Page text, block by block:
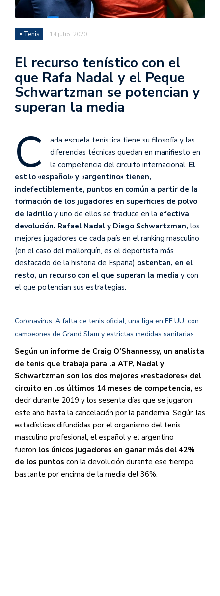
▪ Tenis 14 julio, 2020
El recurso tenístico con el
que Rafa Nadal y el Peque
Schwartzman se potencian y
superan la media
C
ada escuela tenística tiene su filosofía y las
diferencias técnicas quedan en manifiesto en
la competencia del circuito internacional. El
estilo «español» y «argentino» tienen,
indefectiblemente, puntos en común a partir de la
formación de los jugadores en superficies de polvo
de ladrillo y uno de ellos se traduce en la efectiva
devolución. Rafael Nadal y Diego Schwartzman, los
mejores jugadores de cada país en el ranking masculino
(en el caso del mallorquín, es el deportista más
destacado de la historia de España) ostentan, en el
resto, un recurso con el que superan la media y con
el que potencian sus estrategias.
Coronavirus. A falta de tenis oficial, una liga en EE.UU. con
campeones de Grand Slam y estrictas medidas sanitarias
Según un informe de Craig O’Shannessy, un analista
de tenis que trabaja para la ATP, Nadal y
Schwartzman son los dos mejores «restadores» del
circuito en los últimos 14 meses de competencia, es
decir durante 2019 y los sesenta días que se jugaron
este año hasta la cancelación por la pandemia. Según las
estadísticas difundidas por el organismo del tenis
masculino profesional, el español y el argentino
fueron los únicos jugadores en ganar más del 42%
de los puntos con la devolución durante ese tiempo,
bastante por encima de la media del 36%.